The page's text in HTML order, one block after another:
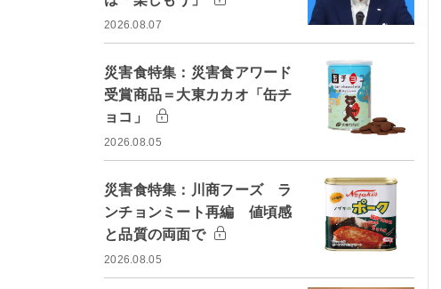
2026.08.07
災害食特集：災害食アワード
受賞商品＝大東カカオ「缶チ
ョコ」
2026.08.05
災害食特集：川商フーズ ラ
ンチョンミート再編 値頃感
と品質の両面で
2026.08.05